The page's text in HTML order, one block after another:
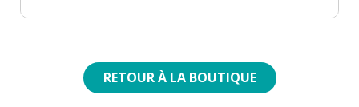
RETOUR À LA BOUTIQUE